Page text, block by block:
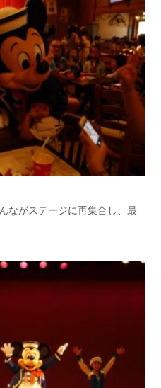
ながステージに再集合し、最